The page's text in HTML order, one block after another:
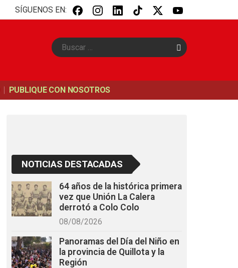
SÍGUENOS EN:
B
u
PUBLIQUE CON NOSOTROS
NOTICIAS DESTACADAS
64 años de la histórica primera
vez que Unión La Calera
derrotó a Colo Colo
08/08/2026
Panoramas del Día del Niño en
la provincia de Quillota y la
Región